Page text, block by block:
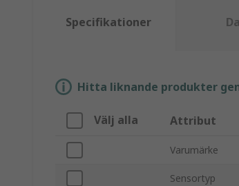
Specifikationer
Hitta liknande produkter
Välj alla Attribut
Varumärke
Sensortyp